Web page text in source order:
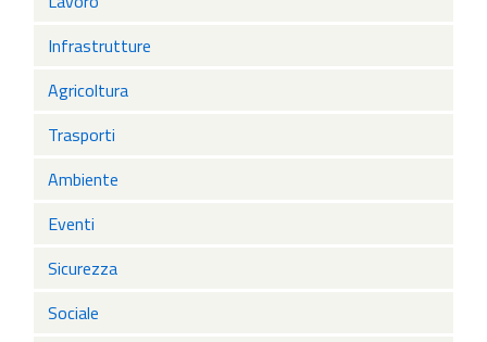
Infrastrutture
Agricoltura
Trasporti
Ambiente
Eventi
Sicurezza
Sociale